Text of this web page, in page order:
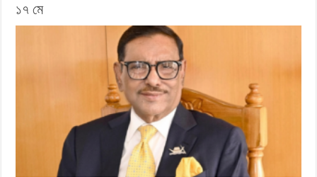
১৭ মে